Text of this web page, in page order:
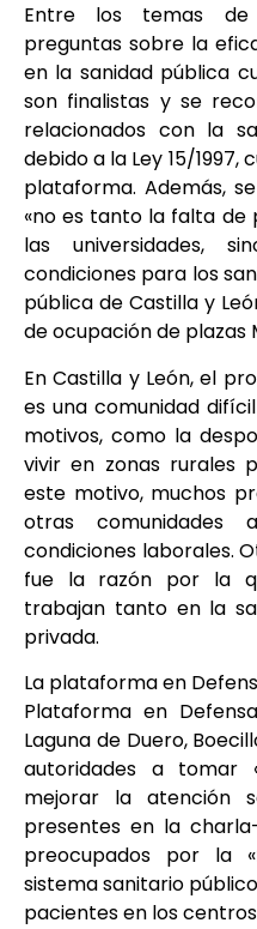
Entre los temas de
preguntas sobre la
en la sanidad pública
son finalistas y se
relacionados con la
debido a la Ley 15/
plataforma. Además,
«no es tanto la falta de
las universidades,
condiciones para los
pública de Castilla y
de ocupación de plazas
En Castilla y León, el
es una comunidad
motivos, como la
vivir en zonas rurales
este motivo, muchos
otras comunidades
condiciones laborales.
fue la razón por la
trabajan tanto en la
privada.
La plataforma en
Plataforma en
Laguna de Duero,
autoridades a tomar
mejorar la atención
presentes en la
preocupados por la
sistema sanitario
pacientes en los centros